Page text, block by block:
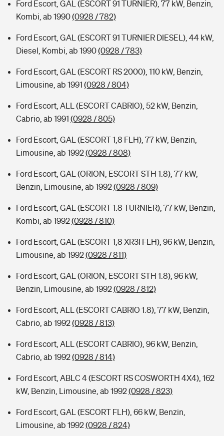
Ford Escort, GAL (ESCORT 91 TURNIER), 77 kW, Benzin,
Kombi, ab 1990(0928 / 782)
Ford Escort, GAL (ESCORT 91 TURNIER DIESEL), 44 kW,
Diesel, Kombi, ab 1990(0928 / 783)
Ford Escort, GAL (ESCORT RS 2000), 110 kW, Benzin,
Limousine, ab 1991 (0928 / 804)
Ford Escort, ALL (ESCORT CABRIO), 52 kW, Benzin,
Cabrio, ab 1991 (0928 / 805)
Ford Escort, GAL (ESCORT 1,8 FLH), 77 kW, Benzin,
Limousine, ab 1992(0928 / 808)
Ford Escort, GAL (ORION, ESCORT STH 1.8), 77 kW,
Benzin, Limousine, ab 1992(0928 / 809)
Ford Escort, GAL (ESCORT 1.8 TURNIER), 77 kW, Benzin,
Kombi, ab 1992(0928 / 810)
Ford Escort, GAL (ESCORT 1,8 XR3I FLH), 96 kW, Benzin,
Limousine, ab 1992(0928 / 811)
Ford Escort, GAL (ORION, ESCORT STH 1.8), 96 kW,
Benzin, Limousine, ab 1992(0928 / 812)
Ford Escort, ALL (ESCORT CABRIO 1.8), 77 kW, Benzin,
Cabrio, ab 1992(0928 / 813)
Ford Escort, ALL (ESCORT CABRIO), 96 kW, Benzin,
Cabrio, ab 1992(0928 / 814)
Ford Escort, ABLC 4 (ESCORT RS COSWORTH 4X4), 162
kW, Benzin, Limousine, ab 1992(0928 / 823)
Ford Escort, GAL (ESCORT FLH), 66 kW, Benzin,
Limousine, ab 1992(0928 / 824)